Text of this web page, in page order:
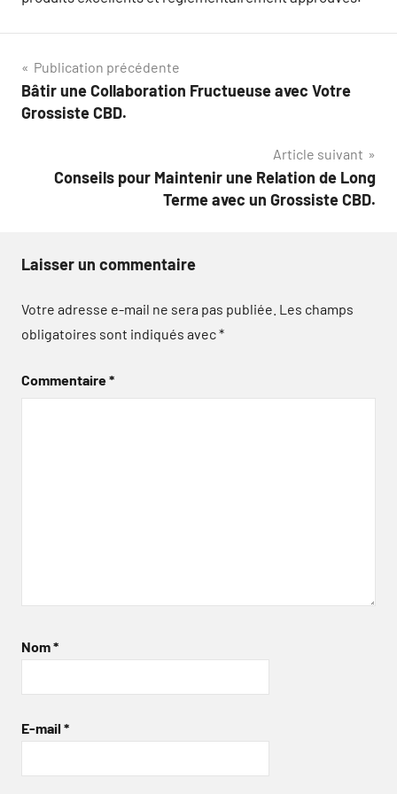
Navigation
de
Publication précédente
Bâtir une Collaboration Fructueuse avec Votre
Grossiste CBD.
Article suivant
Conseils pour Maintenir une Relation de Long
Terme avec un Grossiste CBD.
Laisser un commentaire
Votre adresse e-mail ne sera pas publiée. Les champs
obligatoires sont indiqués avec*
Commentaire*
Nom*
E-mail *